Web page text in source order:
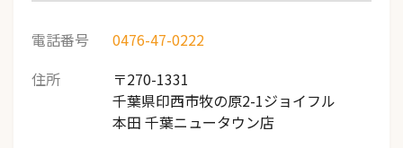
電話番号
0476-47-0222
住所
〒270-1331
千葉県印西市牧の原2-1ジョイフル
本田 千葉ニュータウン店